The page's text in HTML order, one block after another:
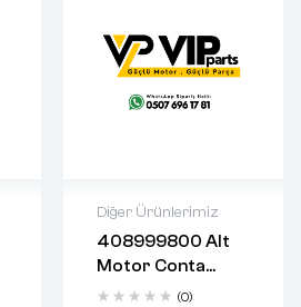
Diğer Ürünlerimiz
408999800 Alt
Motor Conta
Takımı
(0)
2 years warranty
Delivery time: 1-2
business days